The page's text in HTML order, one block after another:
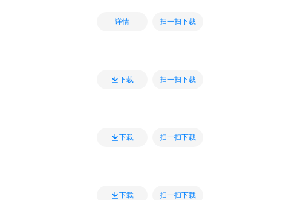
详情 扫一扫下载
下载 扫一扫下载
下载 扫一扫下载
下载 扫一扫下载